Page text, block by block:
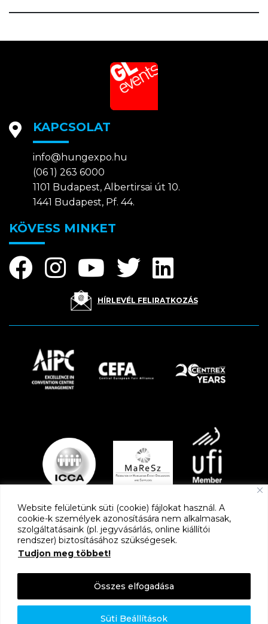
Website felületünk süti (cookie) fájlokat használ. A
cookie-k személyek azonosítására nem alkalmasak,
szolgáltatásaink (pl. jegyvásárlás, online kiállítói
rendszer) biztosításához szükségesek.
Tudjon meg többet!
Süti Beállítások
Összes elfogadása
KAPCSOLAT
info@hungexpo.hu
(06 1) 263 6000
1101 Budapest, Albertirsai út 10.
1441 Budapest, Pf. 44.
KÖVESS MINKET
HÍRLEVÉL FELIRATKOZÁS
PARTNEREK